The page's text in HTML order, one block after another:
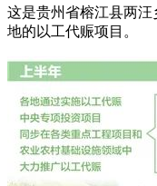
这是贵州省榕江县两
地的以工代赈项目。